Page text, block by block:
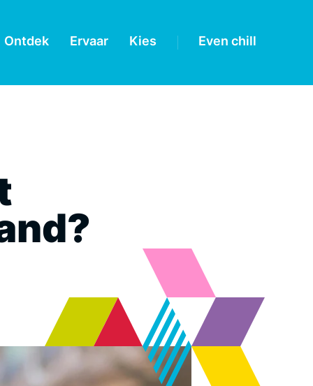
Ontdek Ervaar Kies Even chill